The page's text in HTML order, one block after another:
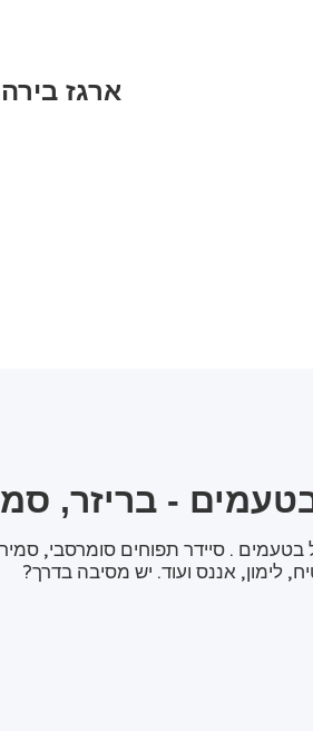
ארגז בירה
- בריזר,
בטעמים . סיידר תפוחים סומרסבי,
לימון, אננס ועוד. יש מסיבה בדרך?